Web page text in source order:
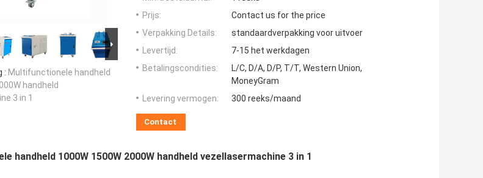
: Multifunctionele handheld
handheld
3 in 1
Prijs:
Contact us for the price
Verpakking Details:
standaardverpakking voor uitvoer
Levertijd:
7-15 het werkdagen
Betalingscondities:
L/C, D/A, D/P, T/T, Western Union,
MoneyGram
Levering vermogen:
300 reeks/maand
Contact
handheld 1000W 1500W 2000W handheld vezellasermachine 3 in 1